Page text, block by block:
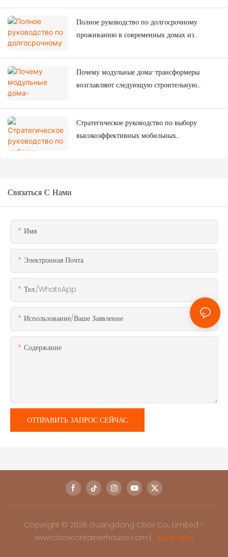
Полное руководство по долгосрочному
проживанию в современных домах из
Почему модульные дома-трансформеры
возглавляют следующую строительную
Стратегическое руководство по выбору
высокоэффективных мобильных
Связаться С Нами
Имя
Электронная Почта
Тел./WhatsApp
Использование/ваше Заявление
Содержание
ОТПРАВИТЬ ЗАПРОС СЕЙЧАС
Copyright © 2026 Guangdong Cbox Co., Limited -
www.cboxcontainerhouse.com |
Карта сайта